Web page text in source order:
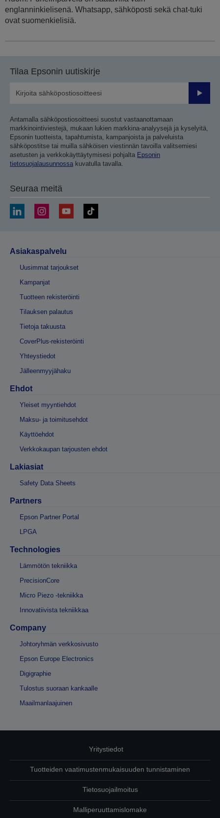
englanninkielisenä. Whatsapp, sähköposti sekä chat-tuki
ovat suomenkielisiä.
Tilaa Epsonin uutiskirje
Lähetä
Antamalla sähköpostiosoitteesi suostut vastaanottamaan
markkinointiviestejä, mukaan lukien markkina-analyysejä ja kyselyitä,
Epsonin tuotteista, tapahtumista, kampanjoista ja palveluista
sähköpostitse tai muilla sähköisen viestinnän tavoilla valitsemiesi
asetusten ja verkkokäyttäytymisesi pohjalta Epsonin
tietosuojalausunnossa kuvatulla tavalla.
Seuraa meitä
Asiakaspalvelu
Uusimmat tarjoukset
Kampanjat
Tuotteen rekisteröinti
Tilauksen palautus
Tietoja takuusta
CoverPlus-rekisteröinti
Yhteystiedot
Jälleenmyyjähaku
Ehdot
Yleiset myyntiehdot
Maksu- ja toimitusehdot
Käyttöehdot
Verkkokaupan tarjousten ehdot
Lakiasiat
Safety Data Sheets
Partners
Epson Partner Portal
LPGA
Technologies
Lämmötön tekniikka
PrecisionCore
Micro Piezo -tekniikka
Innovatiivista tekniikkaa
Company
Johtoryhmän verkkosivusto
Epson Europe Electronics
Digigraphie
Tulostus suoraan kankaalle
Maailmanlaajuinen
Yritystiedot
Tuotteiden vaatimustenmukaisuuden tunnistaminen
Tietosuojailmoitus
Malliperuuttamislomake